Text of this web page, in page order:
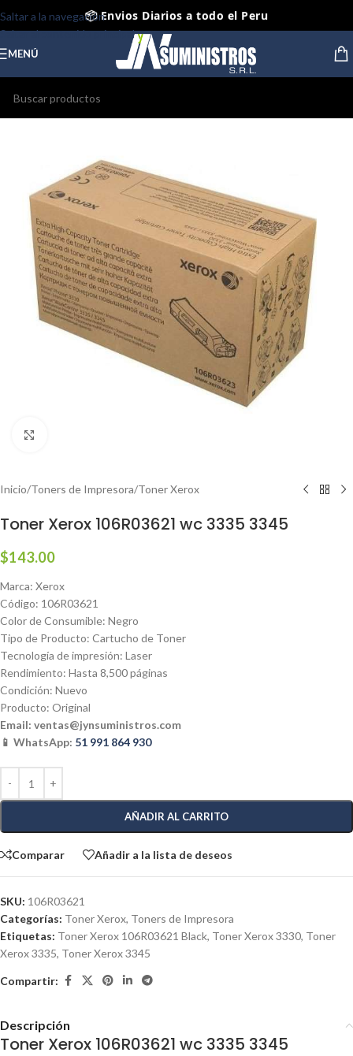
Saltar a la navegación
Saltar al contenido principal
📦 Envios Diarios a todo el Peru
🤝 Pago contra entrega Lima y Callao
⭐ Productos Originales y Nuevos
MENÚ
Inicio/Toners de Impresora/Toner Xerox
Toner Xerox 106R03621 wc 3335 3345
$143.00
Marca: Xerox
Código: 106R03621
Color de Consumible: Negro
Tipo de Producto: Cartucho de Toner
Tecnología de impresión: Laser
Rendimiento: Hasta 8,500 páginas
Condición: Nuevo
Producto: Original
Email: ventas@jynsuministros.com
📱 WhatsApp: 51 991 864 930
AÑADIR AL CARRITO
Comparar Añadir a la lista de deseos
SKU: 106R03621
Categorías: Toner Xerox, Toners de Impresora
Etiquetas: Toner Xerox 106R03621 Black, Toner Xerox 3330, Toner
Xerox 3335, Toner Xerox 3345
Compartir:
Descripción
Toner Xerox 106R03621 wc 3335 3345